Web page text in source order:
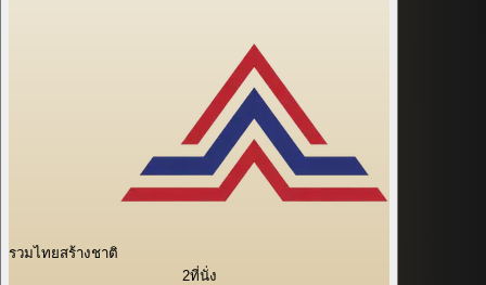
รวมไทยสร้างชาติ
2ที่นั่ง